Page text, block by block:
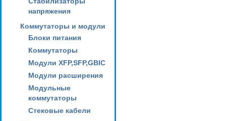
напряжения
Коммутаторы и модули
Блоки питания
Коммутаторы
Модули XFP,SFP,GBIC
Модули расширения
Модульные
коммутаторы
Стековые кабели